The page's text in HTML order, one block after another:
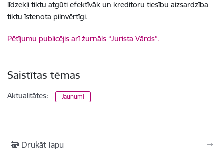
līdzekļi tiktu atgūti efektīvāk un kreditoru tiesību aizsardzība
tiktu īstenota pilnvērtīgi.
Pētījumu publicējis arī žurnāls “Jurista Vārds”.
Saistītas tēmas
Aktualitātes: Jaunumi
Drukāt lapu